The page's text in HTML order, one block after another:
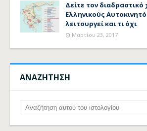
Δείτε τον
Ελληνικούς
λειτουργεί και τι όχι
Μαρτίου 23, 2017
ΑΝΑΖΗΤΗΣΗ